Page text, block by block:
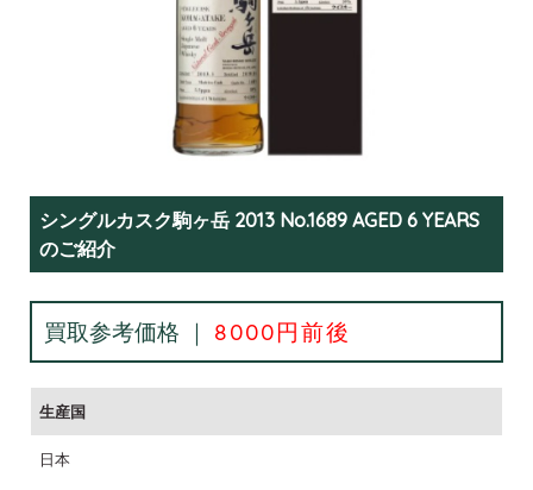
シングルカスク駒ヶ岳 2013 No.1689 AGED 6 YEARS
のご紹介
買取参考価格 ｜ 8000円前後
生産国
日本